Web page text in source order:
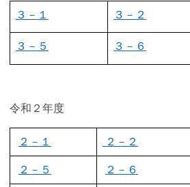
３－１ ３－２
３－５ ３－６
令和２年度
２－１ ２－２
２－５ ２－６